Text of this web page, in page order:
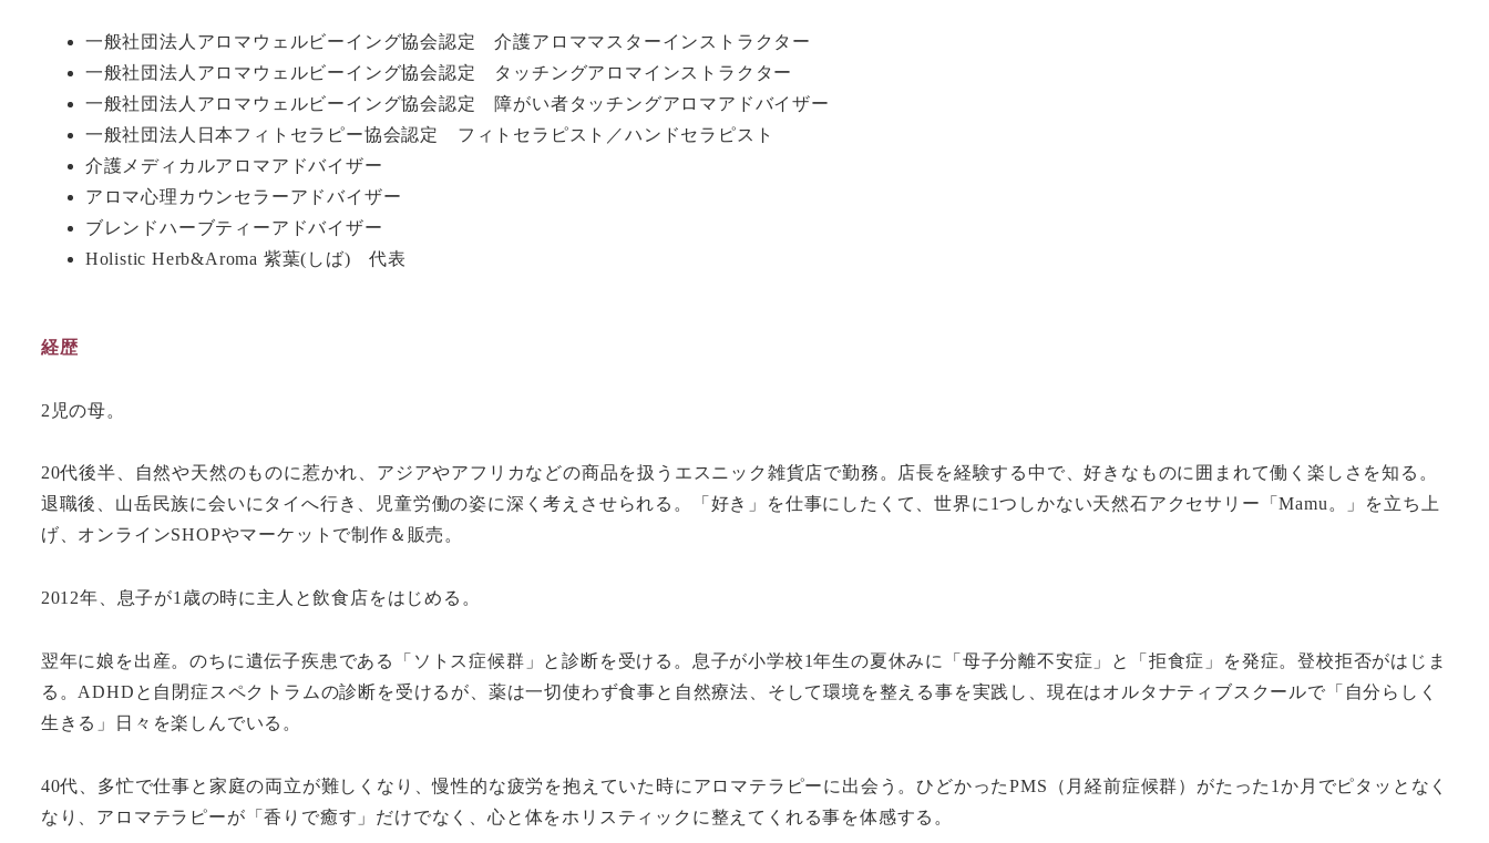
一般社団法人アロマウェルビーイング協会認定 介護アロママスターインストラクター
一般社団法人アロマウェルビーイング協会認定 タッチングアロマインストラクター
一般社団法人アロマウェルビーイング協会認定 障がい者タッチングアロマアドバイザー
一般社団法人日本フィトセラピー協会認定 フィトセラピスト／ハンドセラピスト
介護メディカルアロマアドバイザー
アロマ心理カウンセラーアドバイザー
ブレンドハーブティーアドバイザー
Holistic Herb&Aroma 紫葉(しば) 代表
経歴
2児の母。
20代後半、自然や天然のものに惹かれ、アジアやアフリカなどの商品を扱うエスニック雑貨店で勤務。店長を経験する中で、好きなものに囲まれて働く楽しさを知る。
退職後、山岳民族に会いにタイへ行き、児童労働の姿に深く考えさせられる。「好き」を仕事にしたくて、世界に1つしかない天然石アクセサリー「Mamu。」を立ち上
げ、オンラインSHOPやマーケットで制作＆販売。
2012年、息子が1歳の時に主人と飲食店をはじめる。
翌年に娘を出産。のちに遺伝子疾患である「ソトス症候群」と診断を受ける。息子が小学校1年生の夏休みに「母子分離不安症」と「拒食症」を発症。登校拒否がはじま
る。ADHDと自閉症スペクトラムの診断を受けるが、薬は一切使わず食事と自然療法、そして環境を整える事を実践し、現在はオルタナティブスクールで「自分らしく
生きる」日々を楽しんでいる。
40代、多忙で仕事と家庭の両立が難しくなり、慢性的な疲労を抱えていた時にアロマテラピーに出会う。ひどかったPMS（月経前症候群）がたった1か月でピタッとなく
なり、アロマテラピーが「香りで癒す」だけでなく、心と体をホリスティックに整えてくれる事を体感する。